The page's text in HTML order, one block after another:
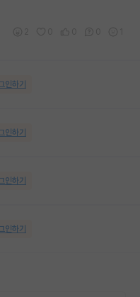
인하기
인하기
인하기
인하기